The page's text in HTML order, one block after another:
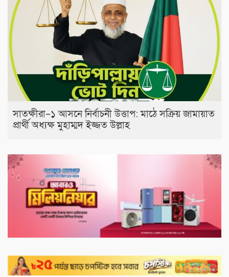
সাতক্ষীরা–১ আসনে নির্বাচনী উত্তাপ: মাঠে সক্রিয় জামায়াত
প্রার্থী অধ্যক্ষ মুহাম্মদ ইজ্জত উল্লাহ